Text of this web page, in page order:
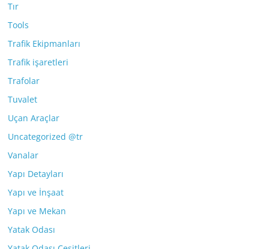
Tır
Tools
Trafik Ekipmanları
Trafik işaretleri
Trafolar
Tuvalet
Uçan Araçlar
Uncategorized @tr
Vanalar
Yapı Detayları
Yapı ve İnşaat
Yapı ve Mekan
Yatak Odası